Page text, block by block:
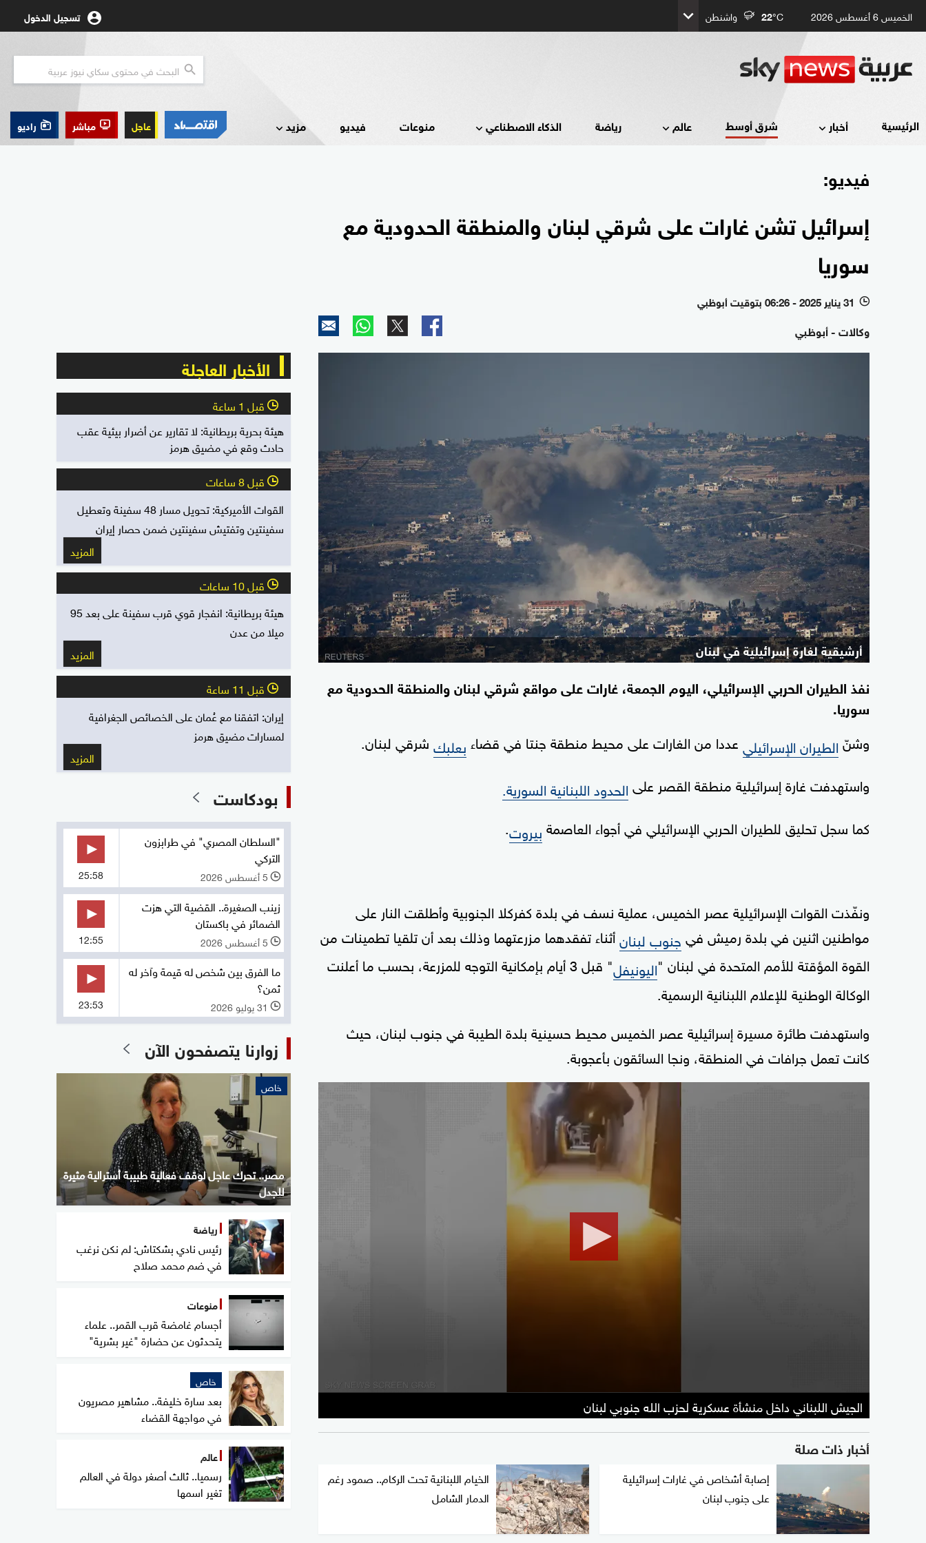
الخميس 6 أغسطس 2026 22°C واشنطن تسجيل الدخول
الرئيسية أخبار شرق أوسط عالم رياضة الذكاء الاصطناعي منوعات فيديو مزيد عاجل مباشر راديو
فيديو:
إسرائيل تشن غارات على شرقي لبنان والمنطقة الحدودية مع
سوريا
l 31 يناير 2025 - 06:26 بتوقيت أبوظبي
وكالات - أبوظبي
أرشيقية لغارة إسرائيلية في لبنان
نفذ الطيران الحربي الإسرائيلي، اليوم الجمعة، غارات على مواقع شرقي لبنان والمنطقة الحدودية مع
سوريا.
وشنّ الطيران الإسرائيلي عددا من الغارات على محيط منطقة جنتا في قضاء بعلبك شرقي لبنان.
واستهدفت غارة إسرائيلية منطقة القصر على الحدود اللبنانية السورية.
كما سجل تحليق للطيران الحربي الإسرائيلي في أجواء العاصمة بيروت.
ونفّذت القوات الإسرائيلية عصر الخميس، عملية نسف في بلدة كفركلا الجنوبية وأطلقت النار على
مواطنين اثنين في بلدة رميش في جنوب لبنانأثناء تفقدهما مزرعتهما وذلك بعد أن تلقيا تطمينات من
القوة المؤقتة للأمم المتحدة في لبنان "اليونيفل
" قبل 3 أيام بإمكانية التوجه للمزرعة، بحسب ما أعلنت
الوكالة الوطنية للإعلام اللبنانية الرسمية.
واستهدفت طائرة مسيرة إسرائيلية عصر الخميس محيط حسينية بلدة الطيبة في جنوب لبنان، حيث
كانت تعمل جرافات في المنطقة، ونجا السائقون بأعجوبة.
الجيش اللبناني داخل منشأة عسكرية لحزب الله جنوبي لبنان
أخبار ذات صلة
إصابة أشخاص في غارات إسرائيلية
على جنوب لبنان
الخيام اللبنانية تحت الركام.. صمود رغم
الدمار الشامل
الأخبار العاجلة
l قبل 1 ساعة
هيئة بحرية بريطانية: لا تقارير عن أضرار بيئية عقب
حادث وقع في مضيق هرمز
l قبل 8 ساعات
القوات الأميركية: تحويل مسار 48 سفينة وتعطيل
سفينتين وتفتيش سفينتين ضمن حصار إيران
المزيد
l قبل 10 ساعات
هيئة بريطانية: انفجار قوي قرب سفينة على بعد 95
ميلا من عدن
المزيد
l قبل 11 ساعة
إيران: اتفقنا مع عُمان على الخصائص الجغرافية
لمسارات مضيق هرمز
المزيد
بودكاست
"السلطان المصري" في طرابزون
التركي
l 5 أغسطس 2026 25:58
زينب الصغيرة.. القضية التي هزت
الضمائر في باكستان
l 5 أغسطس 2026 12:55
ما الفرق بين شخص له قيمة وآخر له
ثمن؟
l 31 يوليو 2026 23:53
زوارنا يتصفحون الآن
خاص
مصر.. تحرك عاجل لوقف فعالية طبيبة أسترالية مثيرة
للجدل
رياضة
رئيس نادي بشكتاش: لم نكن نرغب
في ضم محمد صلاح
منوعات
أجسام غامضة قرب القمر.. علماء
يتحدثون عن حضارة "غير بشرية"
خاص
بعد سارة خليفة.. مشاهير مصريون
في مواجهة القضاء
عالم
رسميا.. ثالث أصغر دولة في العالم
تغير اسمها